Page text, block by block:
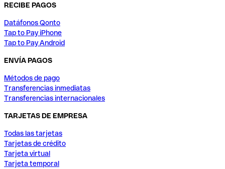
RECIBE PAGOS
Datáfonos Qonto
Tap to Pay iPhone
Tap to Pay Android
ENVÍA PAGOS
Métodos de pago
Transferencias inmediatas
Transferencias internacionales
TARJETAS DE EMPRESA
Todas las tarjetas
Tarjetas de crédito
Tarjeta virtual
Tarjeta temporal